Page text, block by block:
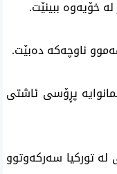
خۆیه‌وه‌ ببینێت.
ناوچەکە دەبێت.
پڕۆسی‌ ئاشتی‌
توركیا سه‌ركه‌وتوو